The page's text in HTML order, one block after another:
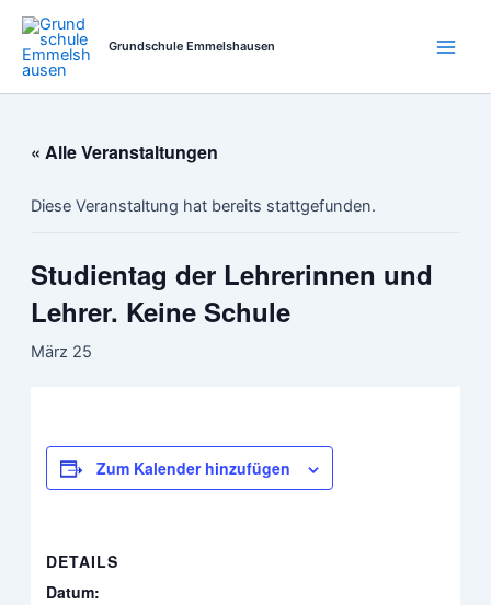
Zum
Inhalt
springen
Grundschule Emmelshausen
« Alle Veranstaltungen
Diese Veranstaltung hat bereits stattgefunden.
Studientag der Lehrerinnen und
Lehrer. Keine Schule
März 25
Zum Kalender hinzufügen
DETAILS
Datum: